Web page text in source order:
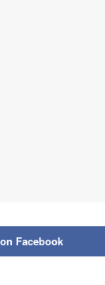
Facebook